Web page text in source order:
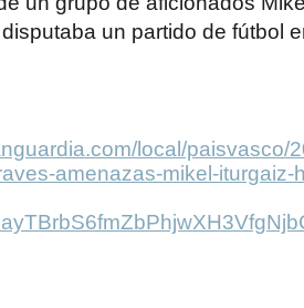
un partido de fútbol
local/paisvasco/
amenazas-mikel-iturgaiz-